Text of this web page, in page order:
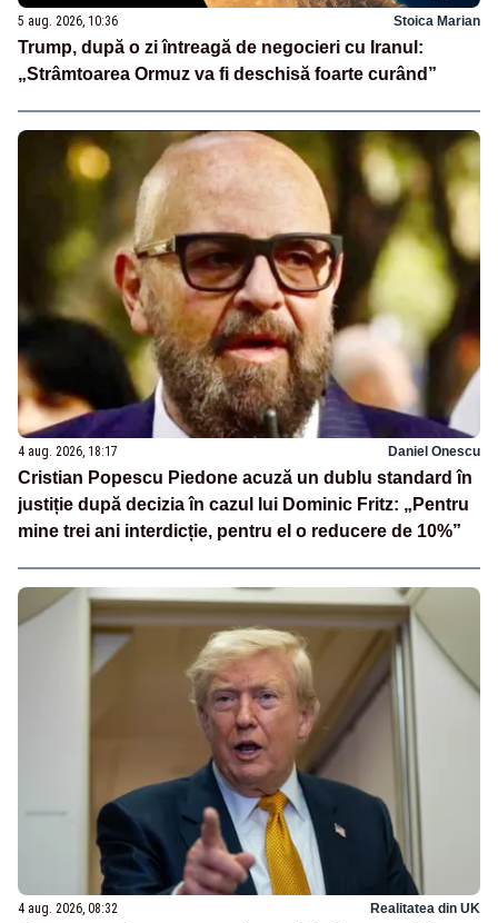
5 aug. 2026, 10:36 Stoica Marian
Trump, după o zi întreagă de negocieri cu Iranul:
„Strâmtoarea Ormuz va fi deschisă foarte curând”
4 aug. 2026, 18:17 Daniel Onescu
Cristian Popescu Piedone acuză un dublu standard în
justiție după decizia în cazul lui Dominic Fritz: „Pentru
mine trei ani interdicție, pentru el o reducere de 10%”
4 aug. 2026, 08:32 Realitatea din UK